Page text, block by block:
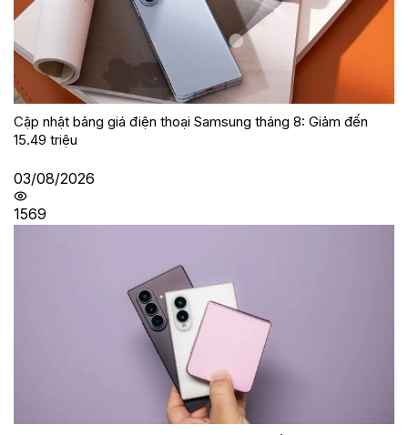
Cập nhật bảng giá điện thoại Samsung tháng 8: Giảm đến
15.49 triệu
03/08/2026
1569